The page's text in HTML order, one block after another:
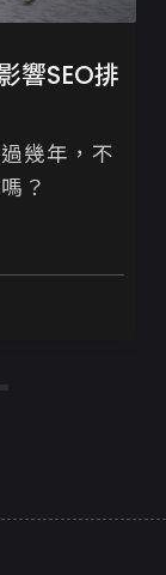
響SEO排
幾年，不
？
3~5年就可